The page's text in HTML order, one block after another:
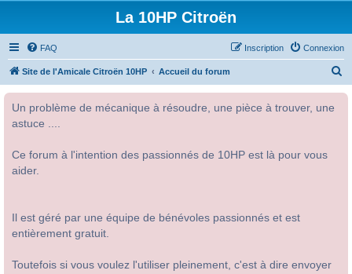
La 10HP Citroën
FAQ Connexion
Inscription
Site de l'Amicale Citroën 10HP Accueil du forum
Un problème de mécanique à résoudre, une pièce à trouver, une
astuce ....
Ce forum à l'intention des passionnés de 10HP est là pour vous
aider.
Il est géré par une équipe de bénévoles passionnés et est
entièrement gratuit.
Toutefois si vous voulez l'utiliser pleinement, c'est à dire envoyer